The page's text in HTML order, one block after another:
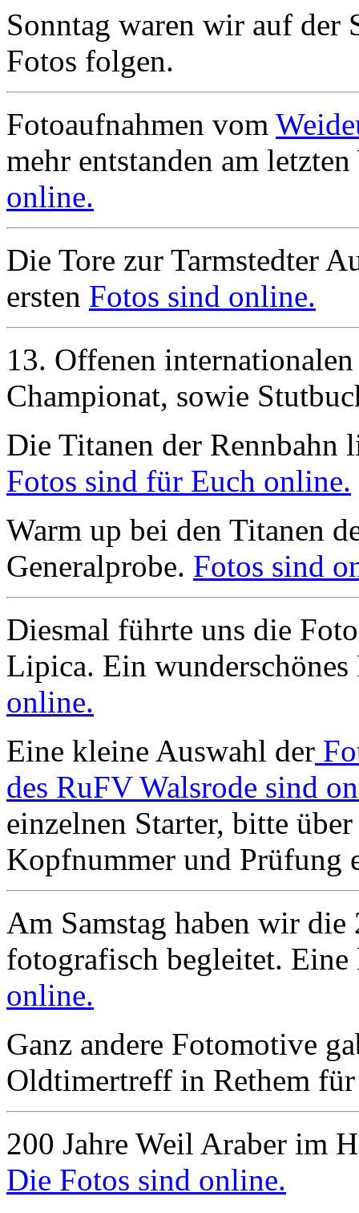
Sonntag waren wir auf der
Fotos folgen.
Fotoaufnahmen vom
mehr entstanden am
online.
Die Tore zur Tarmstedter
ersten Fotos sind online.
13. Offenen
Championat, sowie
Die Titanen der Rennbahn
Fotos sind für Euch online.
Warm up bei den Titanen
Generalprobe. Fotos sind
Diesmal führte uns die
Lipica. Ein
online.
Eine kleine Auswahl der
des RuFV Walsrode sind
einzelnen Starter, bitte
Kopfnummer und Prüfung
Am Samstag haben wir die
fotografisch begleitet.
online.
Ganz andere Fotomotive
Oldtimertreff in Rethem
200 Jahre Weil Araber im
Die Fotos sind online.